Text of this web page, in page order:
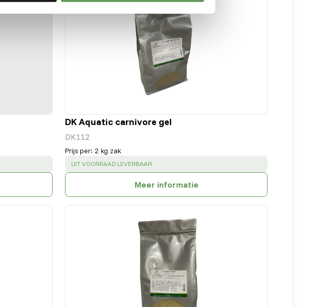
DK Aquatic carnivore gel
DK112
Prijs per: 2 kg zak
SUCCESS:
UIT VOORRAAD LEVERBAAR
Meer informatie